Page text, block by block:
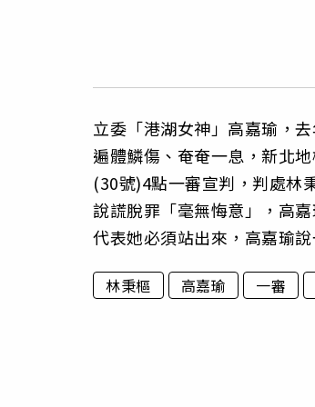
立委「港湖女神」高嘉瑜，
遍體鱗傷、奄奄一息，新北
(30號)4點一審宣判，判處林
說謊脫罪「毫無悔意」，高
代表她必須站出來，高嘉瑜
林秉樞 高嘉瑜 一審